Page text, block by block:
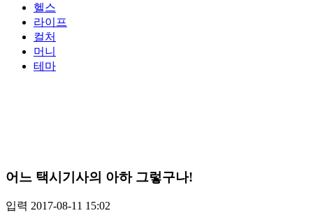
헬스
라이프
컬처
머니
테마
어느 택시기사의 아하 그렇구나!
입력 2017-08-11 15:02